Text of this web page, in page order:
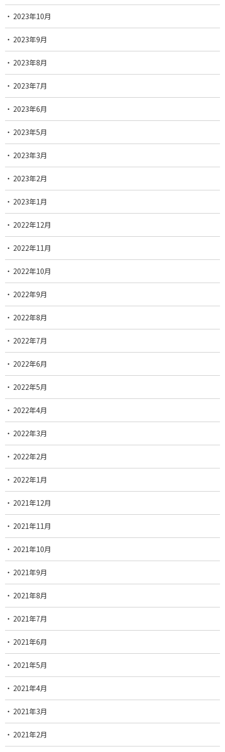
2023年10月
2023年9月
2023年8月
2023年7月
2023年6月
2023年5月
2023年3月
2023年2月
2023年1月
2022年12月
2022年11月
2022年10月
2022年9月
2022年8月
2022年7月
2022年6月
2022年5月
2022年4月
2022年3月
2022年2月
2022年1月
2021年12月
2021年11月
2021年10月
2021年9月
2021年8月
2021年7月
2021年6月
2021年5月
2021年4月
2021年3月
2021年2月